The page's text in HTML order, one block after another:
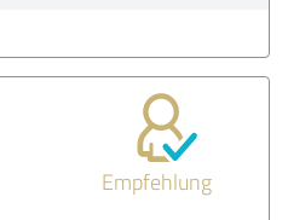
Empfehlung